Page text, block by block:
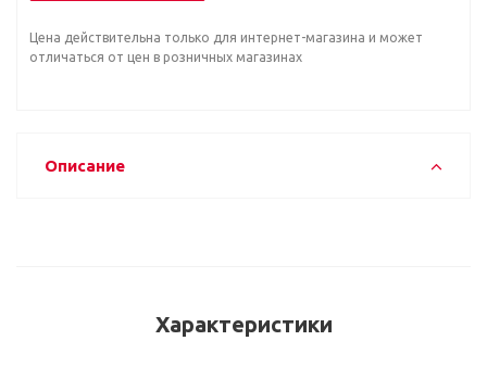
Цена действительна только для интернет-магазина и может
отличаться от цен в розничных магазинах
Описание
Характеристики